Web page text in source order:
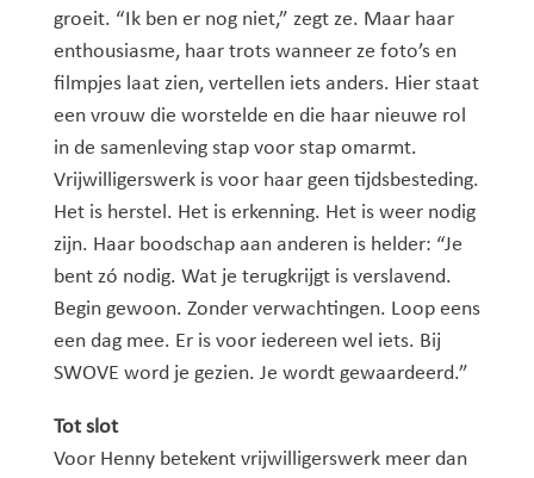
groeit. “Ik ben er nog niet,” zegt ze. Maar haar
enthousiasme, haar trots wanneer ze foto’s en
filmpjes laat zien, vertellen iets anders. Hier staat
een vrouw die worstelde en die haar nieuwe rol
in de samenleving stap voor stap omarmt.
Vrijwilligerswerk is voor haar geen tijdsbesteding.
Het is herstel. Het is erkenning. Het is weer nodig
zijn. Haar boodschap aan anderen is helder: “Je
bent zó nodig. Wat je terugkrijgt is verslavend.
Begin gewoon. Zonder verwachtingen. Loop eens
een dag mee. Er is voor iedereen wel iets. Bij
SWOVE word je gezien. Je wordt gewaardeerd.”
Tot slot
Voor Henny betekent vrijwilligerswerk meer dan